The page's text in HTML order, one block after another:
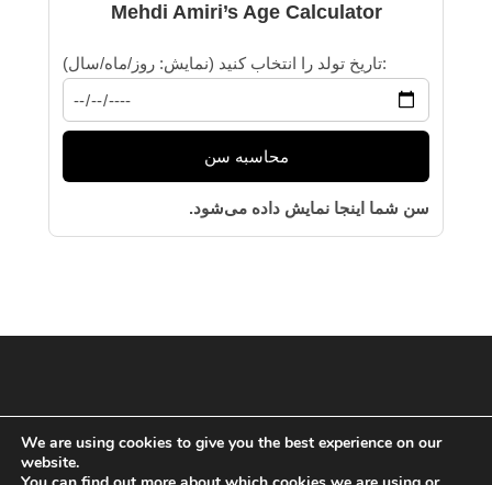
Mehdi Amiri’s Age Calculator
تاریخ تولد را انتخاب کنید (نمایش: روز/ماه/سال):
محاسبه سن
سن شما اینجا نمایش داده می‌شود.
We are using cookies to give you the best experience on our
website.